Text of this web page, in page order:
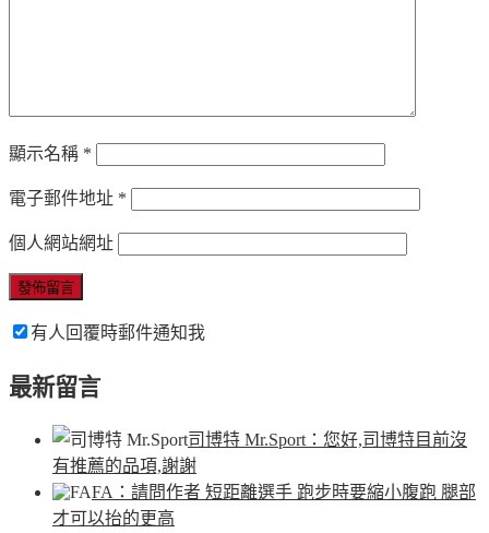
顯示名稱 *
電子郵件地址 *
個人網站網址
有人回覆時郵件通知我
最新留言
司博特 Mr.Sport ：您好,司博特目前沒
有推薦的品項,謝謝
FA ：請問作者 短距離選手 跑步時要縮小腹跑 腿部
才可以抬的更高